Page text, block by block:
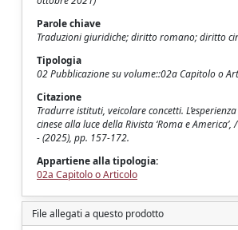
Parole chiave
Traduzioni giuridiche; diritto romano; diritto
Tipologia
02 Pubblicazione su volume::02a Capitolo o
Citazione
Tradurre istituti, veicolare concetti.
cinese alla luce della Rivista ‘Roma e America’,
- (2025), pp. 157-172.
Appartiene alla tipologia:
02a Capitolo o Articolo
File allegati a questo prodotto